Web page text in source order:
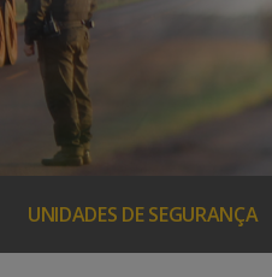
UNIDADES DE SEGURANÇA